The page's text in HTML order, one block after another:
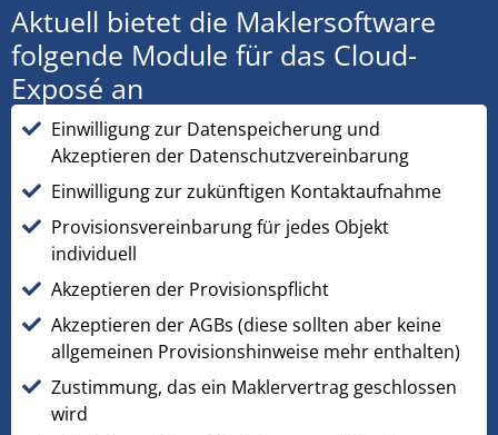
Aktuell bietet die Maklersoftware
folgende Module für das Cloud-
Exposé an
Einwilligung zur Datenspeicherung und
Akzeptieren der Datenschutzvereinbarung
Einwilligung zur zukünftigen Kontaktaufnahme
Provisionsvereinbarung für jedes Objekt
individuell
Akzeptieren der Provisionspflicht
Akzeptieren der AGBs (diese sollten aber keine
allgemeinen Provisionshinweise mehr enthalten)
Zustimmung, das ein Maklervertrag geschlossen
wird